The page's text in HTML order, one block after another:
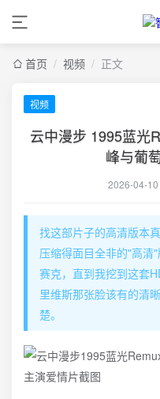
首页 / 视频 / 正文
视频
云中漫步 1995蓝光
峰与葡
2026-04-10
找这部片子的高清版本
压缩得面目全非的"高清
赛克，直到我挖到这套
里维斯那张脸该有的清
楚。